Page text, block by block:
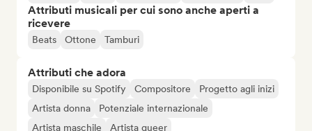
Attributi musicali per cui sono anche aperti a
ricevere
Beats Ottone Tamburi
Attributi che adora
Disponibile su Spotify Compositore
Progetto agli inizi
Artista donna
Potenziale internazionale
Artista maschile
Artista queer